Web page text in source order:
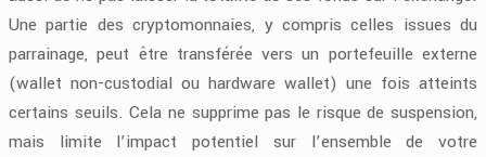
Une partie des cryptomonnaies, y compris celles issues du
parrainage, peut être transférée vers un portefeuille externe
(wallet non-custodial ou hardware wallet) une fois atteints
certains seuils. Cela ne supprime pas le risque de suspension,
mais limite l’impact potentiel sur l’ensemble de votre